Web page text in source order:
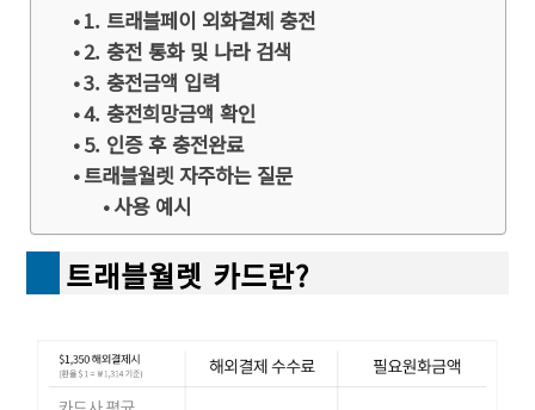
1. 트래블페이 외화결제 충전
2. 충전 통화 및 나라 검색
3. 충전금액 입력
4. 충전희망금액 확인
5. 인증 후 충전완료
트래블월렛 자주하는 질문
사용 예시
트래블월렛 카드란?